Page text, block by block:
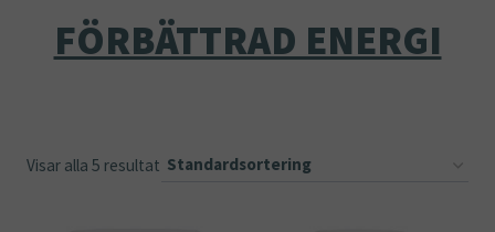
FÖRBÄTTRAD ENERGI
Visar alla 5 resultat